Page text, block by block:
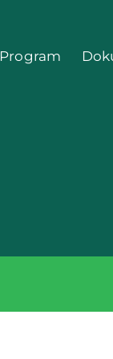
Program